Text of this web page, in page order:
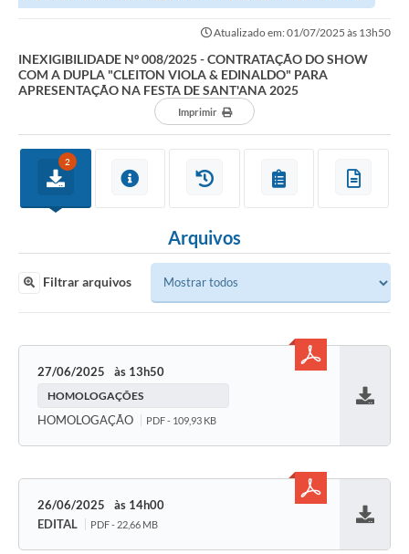
Atualizado em: 01/07/2025 às 13h50
INEXIGIBILIDADE Nº 008/2025 - CONTRATAÇÃO DO SHOW
COM A DUPLA "CLEITON VIOLA & EDINALDO" PARA
APRESENTAÇÃO NA FESTA DE SANT'ANA 2025
Imprimir
2
Arquivos
Filtrar arquivos
27/06/2025 13h50
HOMOLOGAÇÕES
HOMOLOGAÇÃO PDF - 109,93 KB
26/06/2025
14h00
EDITAL
PDF - 22,66 MB